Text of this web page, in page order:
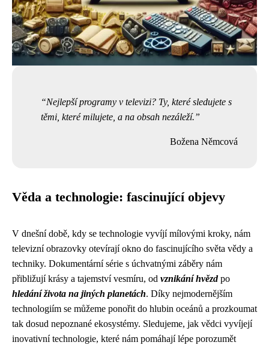
Nejlepší programy v televizi? Ty, které sledujete s
těmi, které milujete, a na obsah nezáleží.
Božena Němcová
Věda a technologie: fascinující objevy
V dnešní době, kdy se technologie vyvíjí mílovými kroky, nám
televizní obrazovky otevírají okno do fascinujícího světa vědy a
techniky. Dokumentární série s úchvatnými záběry nám
přibližují krásy a tajemství vesmíru, od vznikání hvězdpo
hledání života na jiných planetách. Díky nejmodernějším
technologiím se můžeme ponořit do hlubin oceánů a prozkoumat
tak dosud nepoznané ekosystémy. Sledujeme, jak vědci vyvíjejí
inovativní technologie, které nám pomáhají lépe porozumět